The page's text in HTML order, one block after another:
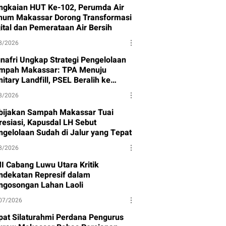
HUT Ke-102, Perumda Air
Makassar Dorong Transformasi
dan Pemerataan Air Bersih
2026
Ungkap Strategi Pengelolaan
Makassar: TPA Menuju
Landfill, PSEL Beralih ke
109
2026
Sampah Makassar Tuai
Kapusdal LH Sebut
Sudah di Jalur yang Tepat
2026
Cabang Luwu Utara Kritik
Represif dalam
Lahan Laoli
2026
Silaturahmi Perdana Pengurus